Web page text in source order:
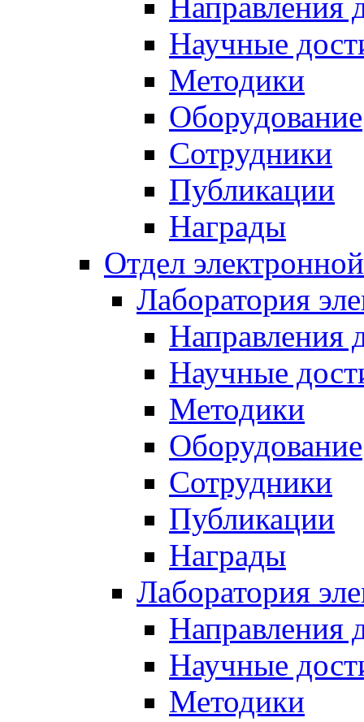
Научные
Методики
Оборудование
Сотрудники
Публикации
Награды
Отдел
Лаборатория
Направления
Научные
Методики
Оборудование
Сотрудники
Публикации
Награды
Лаборатория
Направления
Научные
Методики